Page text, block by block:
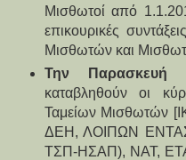
Μισθωτοί από
επικουρικές
Μισθωτών και
Την Παρασκευή
καταβληθούν οι
Ταμείων Μισθωτών
ΔΕΗ, ΛΟΙΠΩΝ
ΤΣΠ-ΗΣΑΠ), ΝΑΤ,